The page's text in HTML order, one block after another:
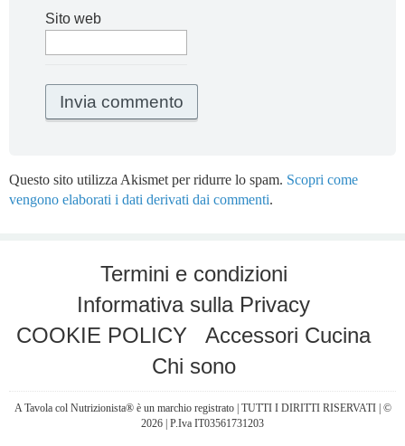
Sito web
Questo sito utilizza Akismet per ridurre lo spam. Scopri come
vengono elaborati i dati derivati dai commenti.
Termini e condizioni
Informativa sulla Privacy
COOKIE POLICY
Accessori Cucina
Chi sono
A Tavola col Nutrizionista® è un marchio registrato | TUTTI I DIRITTI RISERVATI | ©
2026 | P.Iva IT03561731203